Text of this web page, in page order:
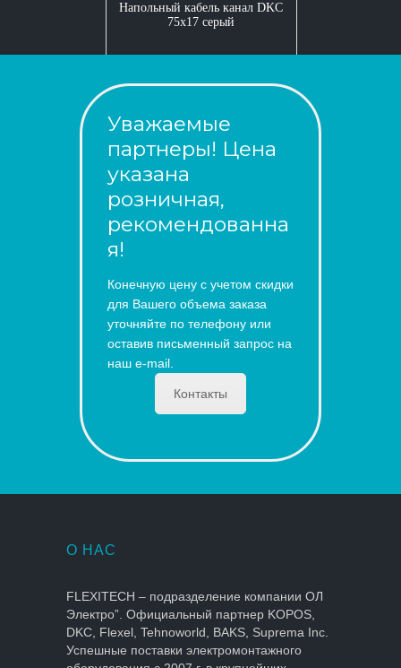
Напольный кабель канал DKC
75x17 серый
Уважаемые
партнеры! Цена
указана
розничная,
рекомендованна
я!
Конечную цену с учетом скидки
для Вашего объема заказа
уточняйте по телефону или
оставив письменный запрос на
наш e-mail.
Контакты
О НАС
FLEXITECH – подразделение компании ОЛ
Электро”. Официальный партнер KOPOS,
DKC, Flexel, Tehnoworld, BAKS, Suprema Inc.
Успешные поставки электромонтажного